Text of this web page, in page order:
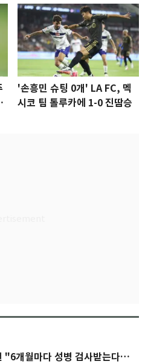
'손흥민 슈팅 0개' LA FC, 멕
시코 팀 톨루카에 1-0 진땀승
"6개월마다 성병 검사받는다…